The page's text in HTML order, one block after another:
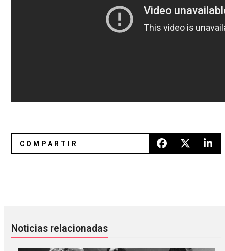
Noticias relacionadas